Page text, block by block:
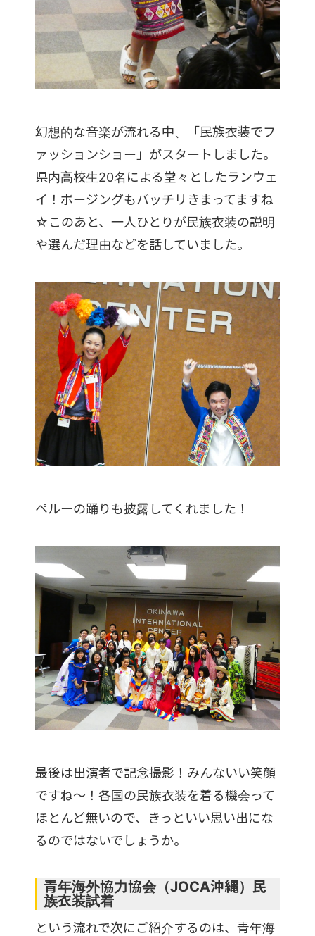
幻想的な音楽が流れる中、「民族衣装でフ
ァッションショー」がスタートしました。
県内高校生20名による堂々としたランウェ
イ！ポージングもバッチリきまってますね
☆このあと、一人ひとりが民族衣装の説明
や選んだ理由などを話していました。
ペルーの踊りも披露してくれました！
最後は出演者で記念撮影！みんないい笑顔
ですね～！各国の民族衣装を着る機会って
ほとんど無いので、きっといい思い出にな
るのではないでしょうか。
青年海外協力協会（JOCA沖縄）民
族衣装試着
という流れで次にご紹介するのは、青年海